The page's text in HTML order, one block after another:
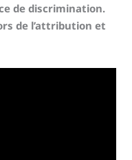
de discrimination.
de l’attribution et